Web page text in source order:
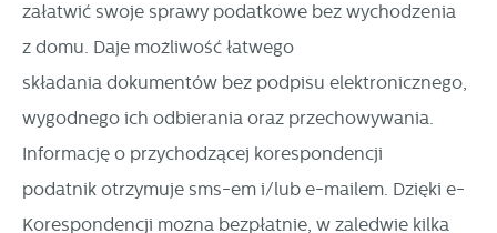
załatwić swoje sprawy podatkowe bez wychodzenia
z domu. Daje możliwość łatwego
składania dokumentów bez podpisu elektronicznego,
wygodnego ich odbierania oraz przechowywania.
Informację o przychodzącej korespondencji
podatnik otrzymuje sms-em i/lub e-mailem. Dzięki e-
Korespondencji można bezpłatnie, w zaledwie kilka